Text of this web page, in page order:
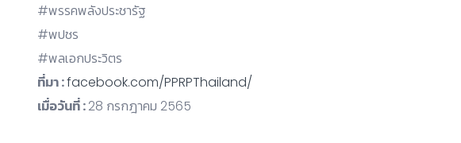
#พรรคพลังประชารัฐ
#พปชร
#พลเอกประวิตร
ที่มา :facebook.com/PPRPThailand/
เมื่อวันที่ :28 กรกฎาคม 2565